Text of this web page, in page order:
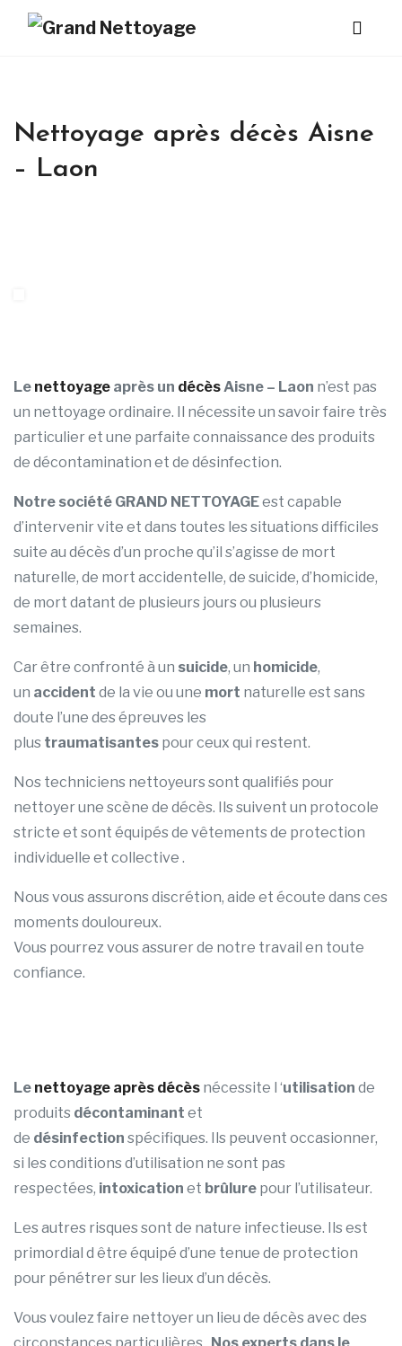
Nettoyage après décès Aisne
– Laon
Le nettoyage après un décès Aisne – Laon n’est pas
un nettoyage ordinaire. Il nécessite un savoir faire très
particulier et une parfaite connaissance des produits
de décontamination et de désinfection.
Notre société GRAND NETTOYAGEest capable
d’intervenir vite et dans toutes les situations difficiles
suite au décès d’un proche qu’il s’agisse de mort
naturelle, de mort accidentelle, de suicide, d’homicide,
de mort datant de plusieurs jours ou plusieurs
semaines.
Car être confronté à un suicide, un homicide,
un accident de la vie ou une mort naturelle est sans
doute l’une des épreuves les
plus traumatisantes pour ceux qui restent.
Nos techniciens nettoyeurs sont qualifiés pour
nettoyer une scène de décès. Ils suivent un protocole
stricte et sont équipés de vêtements de protection
individuelle et collective .
Nous vous assurons discrétion, aide et écoute dans ces
moments douloureux.
Vous pourrez vous assurer de notre travail en toute
confiance.
Le nettoyage après décès nécessite l ‘utilisation de
produits décontaminant et
de désinfection spécifiques. Ils peuvent occasionner,
si les conditions d’utilisation ne sont pas
respectées, intoxication et brûlure pour l’utilisateur.
Les autres risques sont de nature infectieuse. Ils est
primordial d être équipé d’une tenue de protection
pour pénétrer sur les lieux d’un décès.
Vous voulez faire nettoyer un lieu de décès avec des